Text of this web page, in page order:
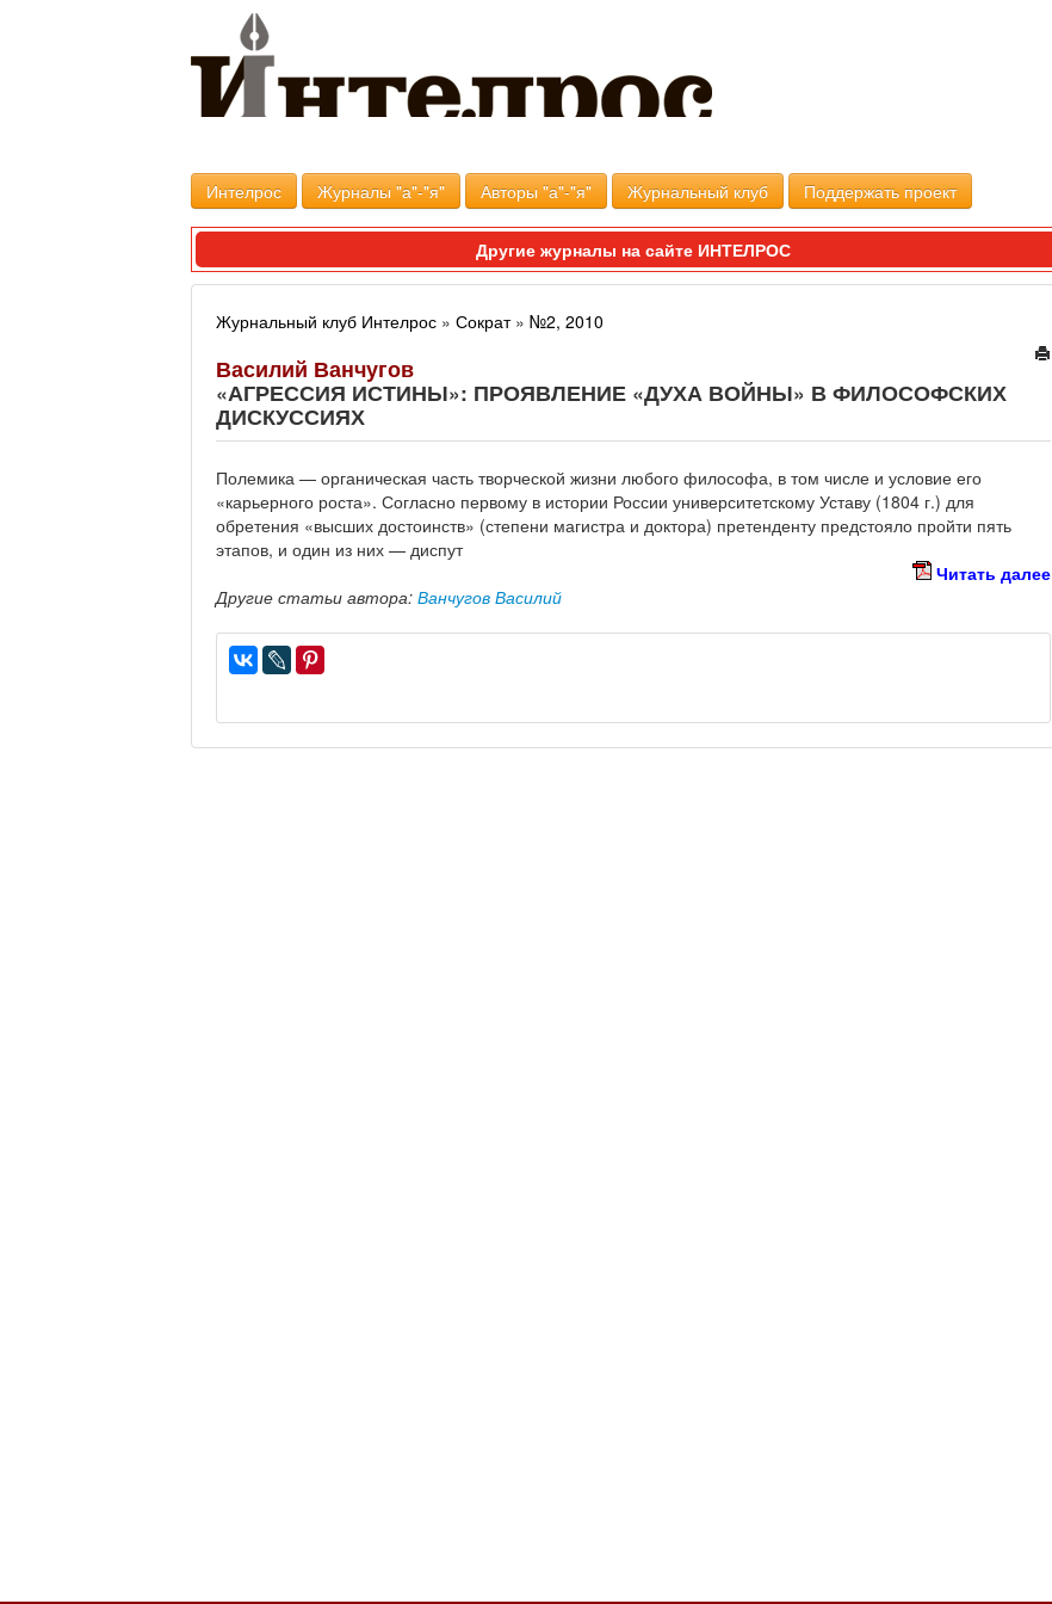
Интелрос Журналы "а"-"я" Авторы "а"-"я" Журнальный клуб Поддержать проект
Другие журналы на сайте ИНТЕЛРОС
Журнальный клуб Интелрос » Сократ» №2, 2010
Василий Ванчугов
«АГРЕССИЯ ИСТИНЫ»: ПРОЯВЛЕНИЕ «ДУХА ВОЙНЫ» В ФИЛОСОФСКИХ
ДИСКУССИЯХ
Полемика — органическая часть творческой жизни любого философа, в том числе и условие его
«карьерного роста». Согласно первому в истории России университетскому Уставу (1804 г.) для
обретения «высших достоинств» (степени магистра и доктора) претенденту предстояло пройти пять
этапов, и один из них — диспут
Читать далее
Другие статьи автора: Ванчугов Василий